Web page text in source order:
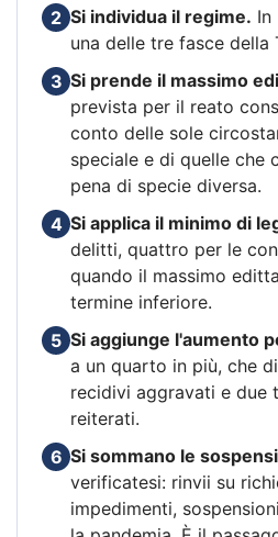
2 Si individua il regime. In
una delle tre fasce della
3 Si prende il massimo
prevista per il reato
conto delle sole
speciale e di quelle che
pena di specie diversa.
4 Si applica il minimo di
delitti, quattro per le
quando il massimo
termine inferiore.
5 Si aggiunge l'aumento
a un quarto in più, che
recidivi aggravati e due
reiterati.
6 Si sommano le
verificatesi: rinvii su
impedimenti,